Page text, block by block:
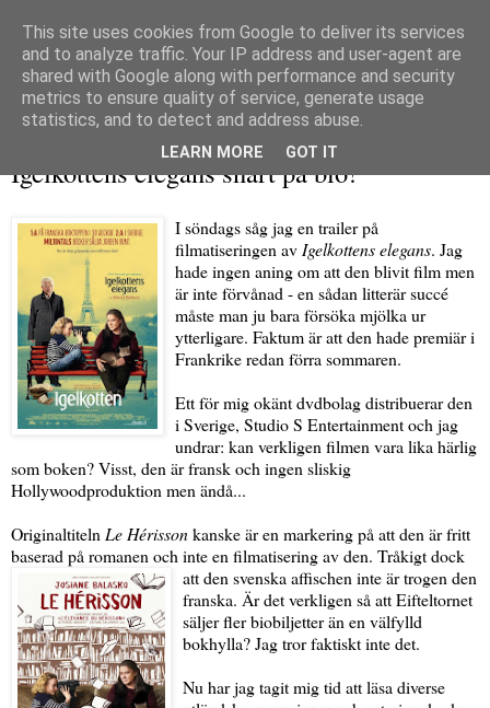
Igelkottens elegans snart på bio!
I söndags såg jag en trailer på
filmatiseringen av Igelkottens elegans. Jag
hade ingen aning om att den blivit film men
är inte förvånad - en sådan litterär succé
måste man ju bara försöka mjölka ur
ytterligare. Faktum är att den hade premiär i
Frankrike redan förra sommaren.
Ett för mig okänt dvdbolag distribuerar den
i Sverige, Studio S Entertainment och jag
undrar: kan verkligen filmen vara lika härlig
som boken? Visst, den är fransk och ingen sliskig
Hollywoodproduktion men ändå...
Originaltiteln Le Hérissonkanske är en markering på att den är fritt
baserad på romanen och inte en filmatisering av den. Tråkigt dock
att den svenska affischen inte är trogen den
franska. Är det verkligen så att Eifteltornet
säljer fler biobiljetter än en välfylld
bokhylla? Jag tror faktiskt inte det.
Nu har jag tagit mig tid att läsa diverse
This site uses cookies from Google to deliver its services
and to analyze traffic. Your IP address and user-agent are
shared with Google along with performance and security
metrics to ensure quality of service, generate usage
statistics, and to detect and address abuse.
LEARN MORE GOT IT